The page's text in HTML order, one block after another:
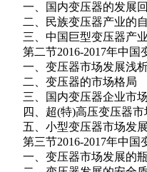
一、国内变压器的发展
二、民族变压器产业的自
三、中国巨型变压器产业
第二节2016-2017年中国
一、变压器市场发展浅
二、变压器的市场格局
三、国内变压器企业市场
四、超(特)高压变压器市
五、小型变压器市场发
第三节2016-2017年中国
一、变压器市场发展的